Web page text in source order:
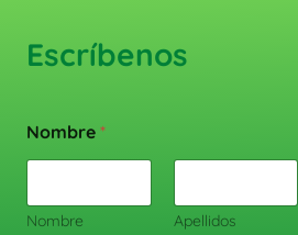
Escríbenos
Nombre *
Nombre Apellidos